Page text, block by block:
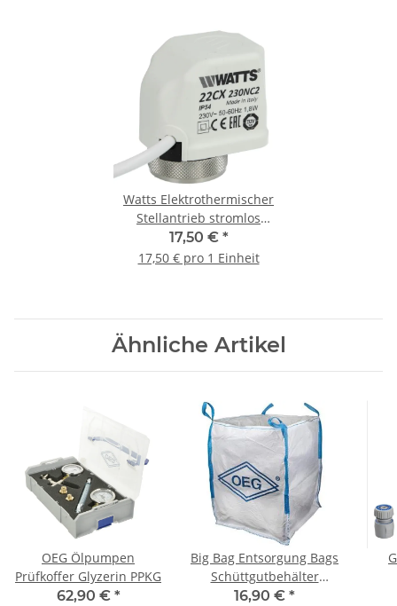
Watts Elektrothermischer
Stellantrieb stromlos
geschlossen 22CX 230V M30
x 1,5
17,50 € *
17,50 € pro 1 Einheit
Ähnliche Artikel
OEG Ölpumpen
Prüfkoffer Glyzerin PPKG
62,90 € *
Big Bag Entsorgung Bags
Schüttgutbehälter
Einweg Sackoben offen
16,90 € *